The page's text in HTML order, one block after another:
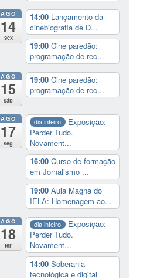
AGO
14
sex
14:00 Lançamento da
cinebiografia de D...
19:00 Cine paredão:
programação de rec...
AGO
15
sáb
19:00 Cine paredão:
programação de rec...
AGO
17
seg
dia inteiro
Exposição:
Perder Tudo.
Novament...
16:00 Curso de formação
em Jornalismo ...
19:00 Aula Magna do
IELA: Homenagem ao...
AGO
18
ter
dia inteiro
Exposição:
Perder Tudo.
Novament...
14:00 Soberania
tecnológica e digital